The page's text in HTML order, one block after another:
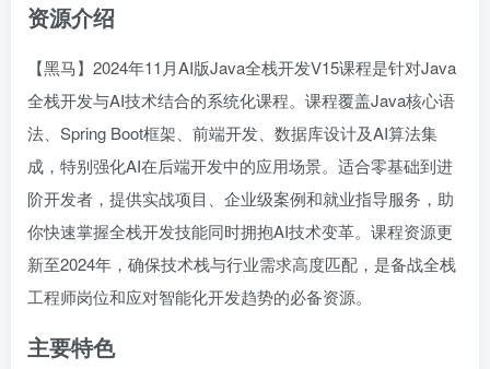
资源介绍
【黑马】2024年11月AI版Java全栈开发V15课程是针对Java
全栈开发与AI技术结合的系统化课程。课程覆盖Java核心语
法、Spring Boot框架、前端开发、数据库设计及AI算法集
成，特别强化AI在后端开发中的应用场景。适合零基础到进
阶开发者，提供实战项目、企业级案例和就业指导服务，助
你快速掌握全栈开发技能同时拥抱AI技术变革。课程资源更
新至2024年，确保技术栈与行业需求高度匹配，是备战全栈
工程师岗位和应对智能化开发趋势的必备资源。
主要特色